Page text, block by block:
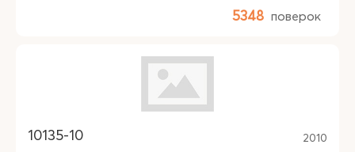
5348 поверок
10135-10 2010